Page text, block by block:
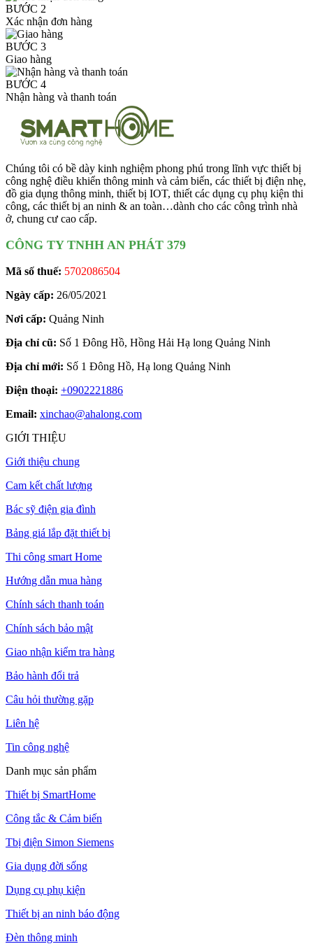
BƯỚC 2
Xác nhận đơn hàng
BƯỚC 3
Giao hàng
BƯỚC 4
Nhận hàng và thanh toán
Chúng tôi có bề dày kinh nghiệm phong phú trong lĩnh vực thiết bị
công nghệ điều khiển thông minh và cảm biến, các thiết bị điện nhẹ,
đồ gia dụng thông minh, thiết bị IOT, thiết các dụng cụ phụ kiện thi
công, các thiết bị an ninh & an toàn…dành cho các công trình nhà
ở, chung cư cao cấp.
CÔNG TY TNHH AN PHÁT 379
Mã số thuế: 5702086504
Ngày cấp: 26/05/2021
Nơi cấp: Quảng Ninh
Địa chỉ cũ: Số 1 Đông Hồ, Hồng Hải Hạ long Quảng Ninh
Địa chỉ mới: Số 1 Đông Hồ, Hạ long Quảng Ninh
Điện thoại: +0902221886
Email: xinchao@ahalong.com
GIỚI THIỆU
Giới thiệu chung
Cam kết chất lượng
Bác sỹ điện gia đình
Bảng giá lắp đặt thiết bị
Thi công smart Home
Hướng dẫn mua hàng
Chính sách thanh toán
Chính sách bảo mật
Giao nhận kiểm tra hàng
Bảo hành đổi trả
Câu hỏi thường gặp
Liên hệ
Tin công nghệ
Danh mục sản phẩm
Thiết bị SmartHome
Công tắc & Cảm biến
Tbị điện Simon Siemens
Gia dụng đời sống
Dụng cụ phụ kiện
Thiết bị an ninh báo động
Đèn thông minh